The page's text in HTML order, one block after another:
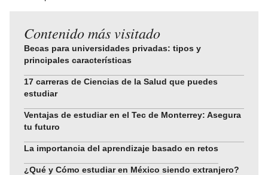
Contenido más visitado
Becas para universidades privadas: tipos y
principales características
17 carreras de Ciencias de la Salud que puedes
estudiar
Ventajas de estudiar en el Tec de Monterrey: Asegura
tu futuro
La importancia del aprendizaje basado en retos
¿Qué y Cómo estudiar en México siendo extranjero?